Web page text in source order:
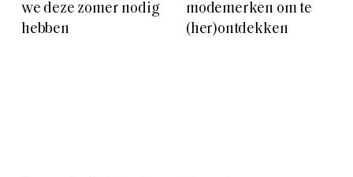
we deze zomer nodig
hebben
modemerken om te
(her)ontdekken